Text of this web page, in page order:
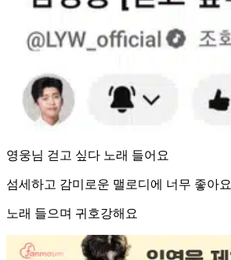
영웅님 걷고 싶다 노래 들어요
섬세하고 감미로운 맬로디에 너무 좋아요
노래 들으며 귀호강해요